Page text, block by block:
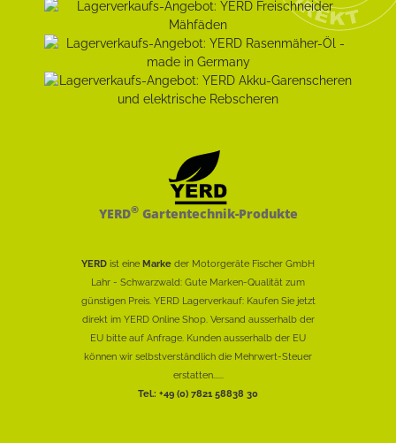
YERD®Gartentechnik-Produkte
YERD ist eine Marke der Motorgeräte Fischer GmbH
Lahr - Schwarzwald: Gute Marken-Qualität zum
günstigen Preis. YERD Lagerverkauf: Kaufen Sie jetzt
direkt im YERD Online Shop. Versand ausserhalb der
EU bitte auf Anfrage. Kunden ausserhalb der EU
können wir selbstverständlich die Mehrwert-Steuer
erstatten......
Tel.: +49 (0) 7821 58838 30